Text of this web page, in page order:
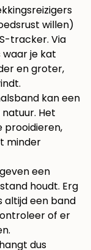
willen)
tracker. Via
je kat
en groter,
kan een
Het
prooidieren,
minder
een
houdt. Erg
altijd een band
of er
hangt dus